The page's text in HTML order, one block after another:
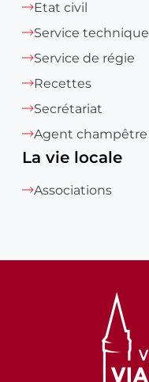
Etat civil
Service technique
Service de régie
Recettes
Secrétariat
Agent champêtre
La vie locale
Associations